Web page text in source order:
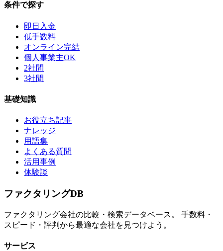
条件で探す
即日入金
低手数料
オンライン完結
個人事業主OK
2社間
3社間
基礎知識
お役立ち記事
ナレッジ
用語集
よくある質問
活用事例
体験談
ファクタリングDB
ファクタリング会社の比較・検索データベース。 手数料・
スピード・評判から最適な会社を見つけよう。
サービス